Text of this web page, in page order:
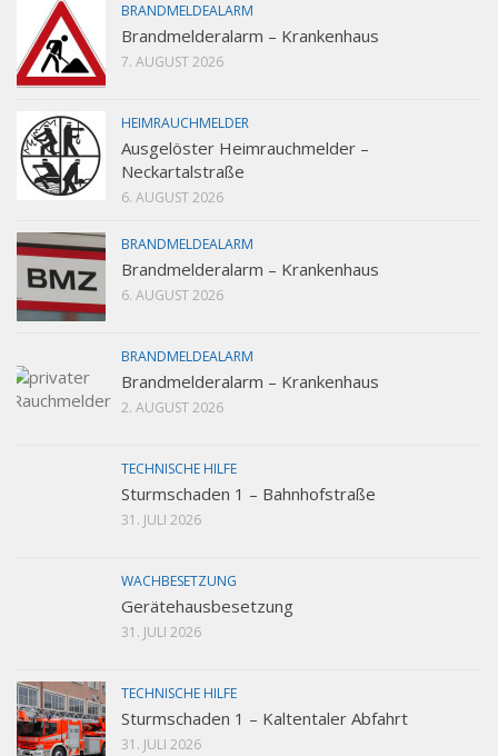
BRANDMELDEALARM
Brandmelderalarm – Krankenhaus
7. AUGUST 2026
HEIMRAUCHMELDER
Ausgelöster Heimrauchmelder –
Neckartalstraße
6. AUGUST 2026
BRANDMELDEALARM
Brandmelderalarm – Krankenhaus
6. AUGUST 2026
BRANDMELDEALARM
Brandmelderalarm – Krankenhaus
2. AUGUST 2026
TECHNISCHE HILFE
Sturmschaden 1 – Bahnhofstraße
31. JULI 2026
WACHBESETZUNG
Gerätehausbesetzung
31. JULI 2026
TECHNISCHE HILFE
Sturmschaden 1 – Kaltentaler Abfahrt
31. JULI 2026